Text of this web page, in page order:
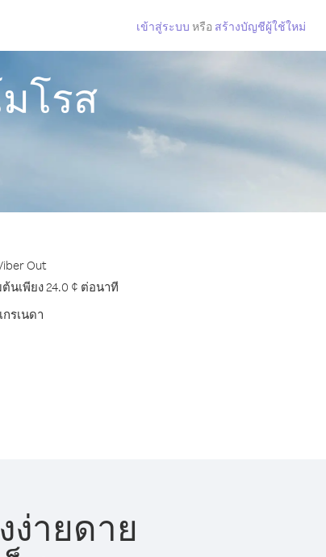
เข้าสู่ระบบ หรือ สร้างบัญชีผู้ใช้ใหม่
โรส
Out
นเพียง 24.0 ¢ ต่อนาที
รเนดา
ง่ายดาย